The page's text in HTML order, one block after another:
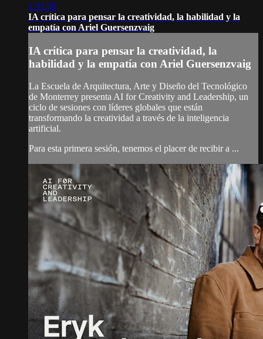
1:31:58
IA crítica para pensar la creatividad, la habilidad y la
empatía con Ariel Guersenzvaig
IA crítica para pensar la creatividad, la
habilidad y la empatía con Ariel Guersenzvaig
La Escuela de Arquitectura, Arte y Diseño del Tecnológico
de Monterrey presenta AI for Creativity and Leadership, un
ciclo de sesiones con líderes globales que están
transformando la creatividad a través de la inteligencia
artificial.
Para esta primera sesión, tenemos el placer de recibir a ...